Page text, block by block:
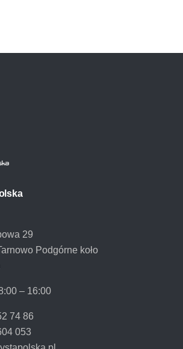
29
Podgórne koło
– 16:00
74 86
053